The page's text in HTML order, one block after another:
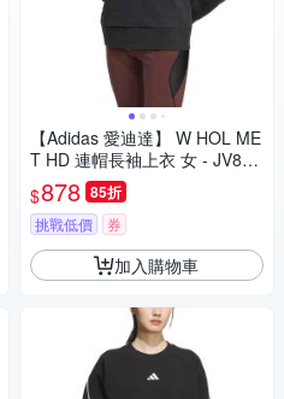
【Adidas 愛迪達】 W HOL ME
T HD 連帽長袖上衣 女 - JV852
$878 85折
挑戰低價 券
加入購物車